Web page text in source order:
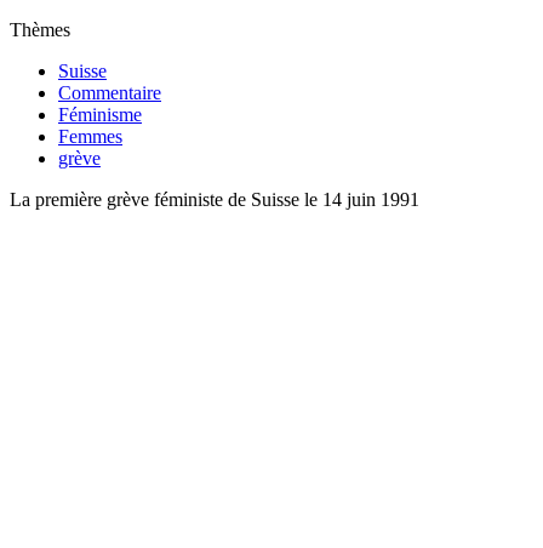
Thèmes
Suisse
Commentaire
Féminisme
Femmes
grève
La première grève féministe de Suisse le 14 juin 1991